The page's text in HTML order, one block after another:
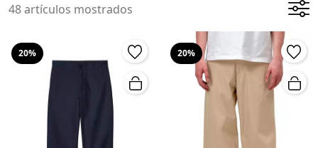
48 artículos mostrados
20% 20%